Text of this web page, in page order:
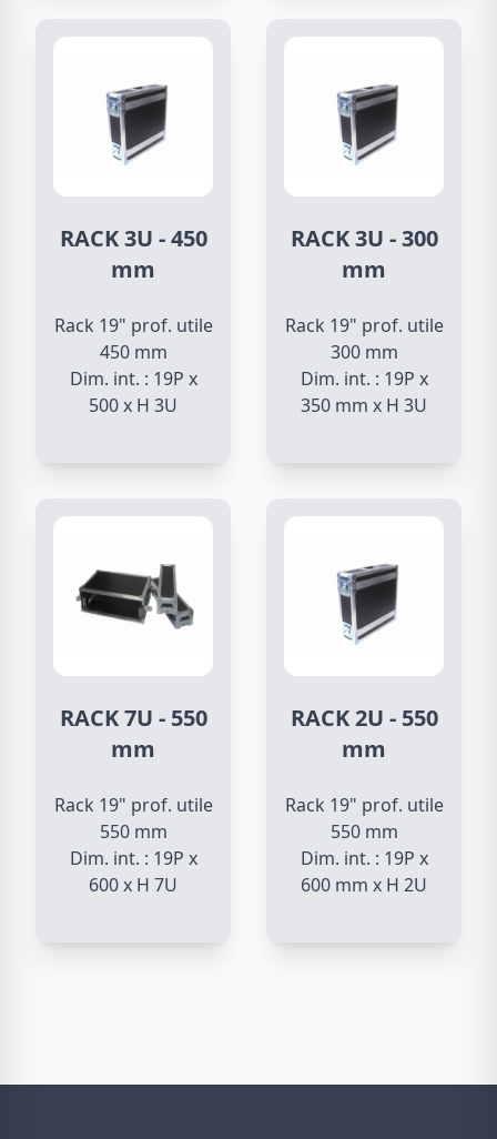
RACK 3U - 450
mm
Rack 19" prof. utile
450 mm
Dim. int. : 19P x
500 x H 3U
RACK 3U - 300
mm
Rack 19" prof. utile
300 mm
Dim. int. : 19P x
350 mm x H 3U
RACK 7U - 550
mm
Rack 19" prof. utile
550 mm
Dim. int. : 19P x
600 x H 7U
RACK 2U - 550
mm
Rack 19" prof. utile
550 mm
Dim. int. : 19P x
600 mm x H 2U